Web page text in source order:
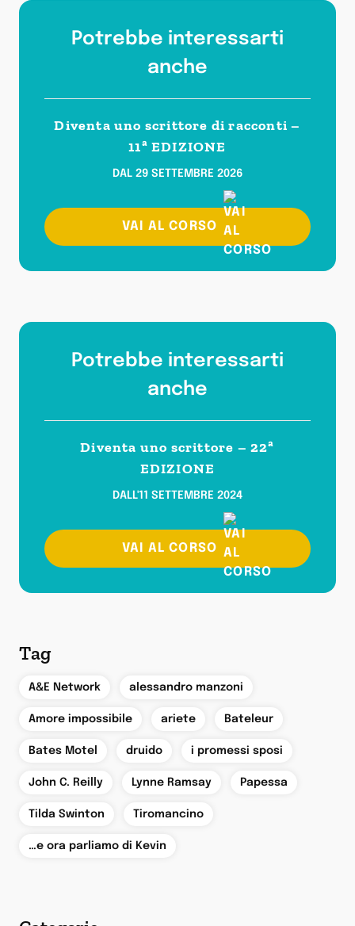
Potrebbe interessarti
anche
Diventa uno scrittore di racconti –
11ª EDIZIONE
DAL 29 SETTEMBRE 2026
VAI AL CORSO
Potrebbe interessarti
anche
Diventa uno scrittore – 22ª
EDIZIONE
DALL'11 SETTEMBRE 2024
VAI AL CORSO
Tag
A&E Network alessandro manzoni
Amore impossibile ariete Bateleur
Bates Motel druido i promessi sposi
John C. Reilly Lynne Ramsay Papessa
Tilda Swinton Tiromancino
…e ora parliamo di Kevin